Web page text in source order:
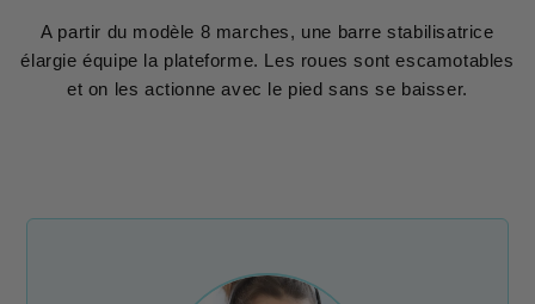
A partir du modèle 8 marches, une barre stabilisatrice
élargie équipe la plateforme. Les roues sont escamotables
et on les actionne avec le pied sans se baisser.